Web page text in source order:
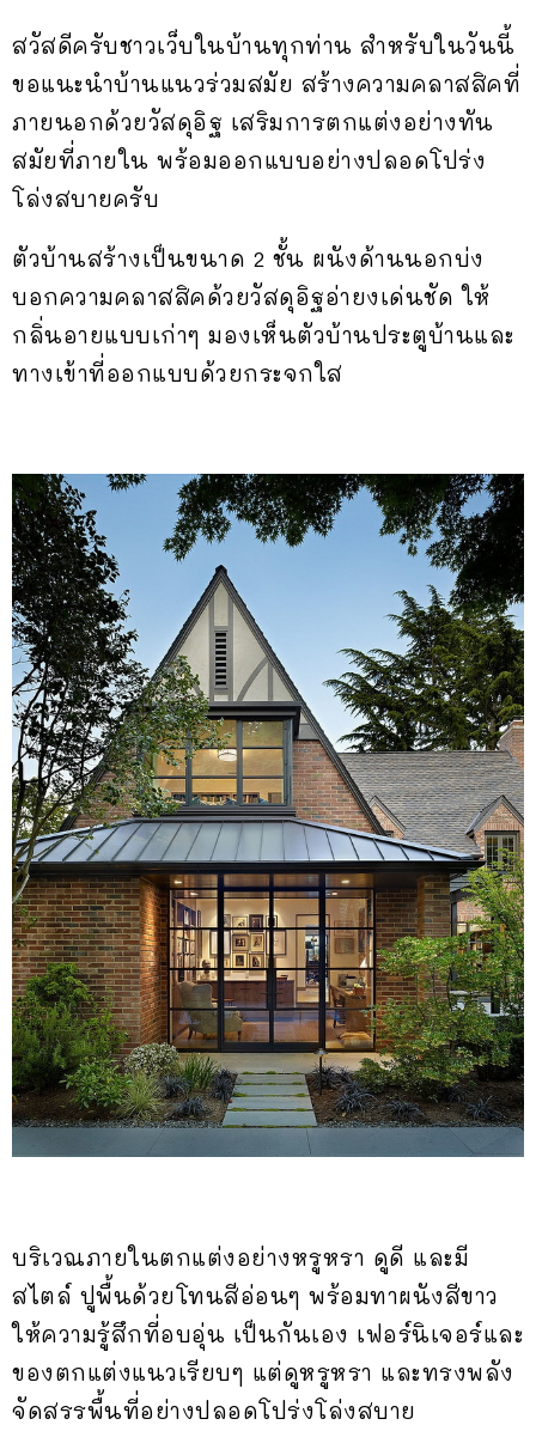
สวัสดีครับชาวเว็บในบ้านทุกท่าน สำหรับในวันนี้
ขอแนะนำบ้านแนวร่วมสมัย สร้างความคลาสสิคที่
ภายนอกด้วยวัสดุอิฐ เสริมการตกแต่งอย่างทัน
สมัยที่ภายใน พร้อมออกแบบอย่างปลอดโปร่ง
โล่งสบายครับ
ตัวบ้านสร้างเป็นขนาด 2 ชั้น ผนังด้านนอกบ่ง
บอกความคลาสสิคด้วยวัสดุอิฐอ่ายงเด่นชัด ให้
กลิ่นอายแบบเก่าๆ มองเห็นตัวบ้านประตูบ้านและ
ทางเข้าที่ออกแบบด้วยกระจกใส
บริเวณภายในตกแต่งอย่างหรูหรา ดูดี และมี
สไตล์ ปูพื้นด้วยโทนสีอ่อนๆ พร้อมทาผนังสีขาว
ให้ความรู้สึกที่อบอุ่น เป็นกันเอง เฟอร์นิเจอร์และ
ของตกแต่งแนวเรียบๆ แต่ดูหรูหรา และทรงพลัง
จัดสรรพื้นที่อย่างปลอดโปร่งโล่งสบาย